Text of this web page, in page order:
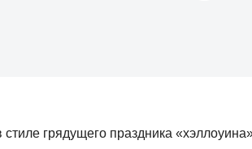
грядущего праздника